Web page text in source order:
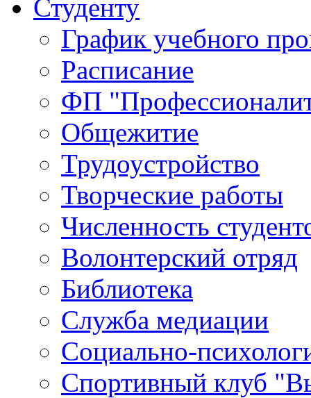
Студенту
График учебного
Расписание
ФП
Общежитие
Трудоустройство
Творческие работы
Численность
Волонтерский отряд
Библиотека
Служба медиации
Социально-
Спортивный клуб